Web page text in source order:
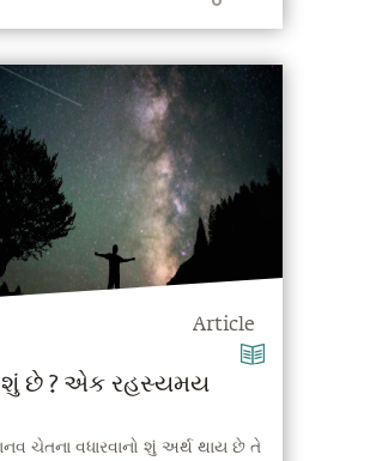
Article
શું છે ? એક રહસ્યમય
ચેતના વધારવાનો શું અર્થ થાય છે તે